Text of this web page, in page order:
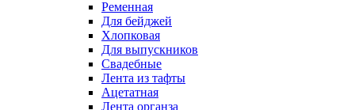
Ременная
Для бейджей
Хлопковая
Для выпускников
Свадебные
Лента из тафты
Ацетатная
Лента органза